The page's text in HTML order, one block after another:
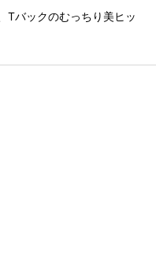
Tバックのむっちり美ヒッ